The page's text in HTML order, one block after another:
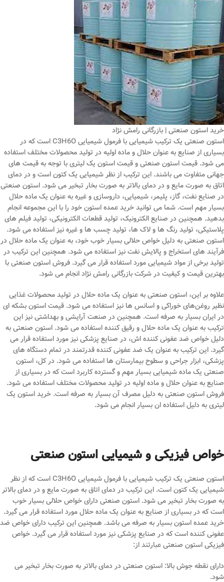
خرید استون صنعتی | بازرگانی رامش نژاد
استون صنعتی یک ترکیب شیمیایی با فرمول شیمیایی C3H6O است که در
بسیاری از صنایع به عنوان حلال و ماده اولیه در تولید محصولات مختلف استفاده
می ‌شود. قیمت استون صنعتی و قیمت استون یک لیتری با توجه به قیمت های
جهانی متفاوت می باشند. این ترکیب از نظر شیمیایی یک کتون است و در دمای
اتاق به صورت مایع و در دمای بالاتر به صورت بخار تبخیر می ‌شود. استون صنعتی
در صنایع نفت، گاز، پلیمر، شیمیایی، داروسازی و غیره به عنوان یک ماده حلال
بسیار مهم است. شما می توانید خرید عمده استون خود را با این مجموعه انجام
بدهید. همچنین در صنایع الکترونیک، تولید قطعات الکترونیکی، تولید فیلم‌ های
پلاستیکی، تولید رنگ‌ ها و لاک ‌ها، تولید چسب ‌ها و غیره نیز استفاده می ‌شود.
استون صنعتی به دلیل خواص حلالی بسیار خوب خود، به عنوان یک ماده حلال در
فرآیند های استخراج و پالایش نفت نیز استفاده می ‌شود. همچنین این ترکیب در
تولید برخی از مواد شیمیایی مورد استفاده قرار می‌ گیرد. فروش استون صنعتی با
بهترین قیمت و کیفیت در شرکت بازرگانی رامش نژاد انجام می شود.
علاوه بر این، استون صنعتی به عنوان یک ماده حلال در تولید محصولات غذایی
نظیر روغن‌های خوراکی و اسانس ‌ها نیز استفاده می‌ شود. قیمت استون بشکه ای
در ایران بسیار به صرفه است. همچنین در صنعت آرایشی و بهداشتی نیز این
ترکیب به عنوان یک ماده حلال و رقیق کننده استفاده می ‌شود. استون صنعتی به
دلیل خواص ضد عفونی کننده ‌اش، در صنایع پزشکی نیز مورد استفاده قرار می‌
گیرد. این ترکیب به عنوان یک ضد عفونی کننده قدرتمند در تمام دستگاه‌ های
پزشکی، ابزار جراحی و سطوح بیمارستان‌ ها استفاده می‌ شود. در کل، استون
صنعتی یک ماده شیمیایی بسیار مهم و گسترده کاربرد است که در بسیاری از
صنایع به عنوان حلال و ماده اولیه در تولید محصولات مختلف استفاده می‌ شود.
فروش استون صنعتی به دلیل مصرف آن بسیار به صرفه است. خرید استون یک
لیتری به دلیل استفاده ان بسیار انجام می شود.
خواص فیزیکی و شیمیایی استون صنعتی
استون صنعتی یک ترکیب شیمیایی با فرمول شیمیایی C3H6O است که از نظر
شیمیایی یک کتون است. این ترکیب در دمای اتاق به صورت مایع و در دمای بالاتر
به صورت بخار تبخیر می ‌شود. استون صنعتی دارای خواص حلالی بسیار خوب
است که در بسیاری از صنایع به عنوان یک ماده حلال مورد استفاده قرار می ‌گیرد.
خرید عمده استون بسیار به صرفه می باشد. همچنین این ترکیب دارای خواص ضد
عفونی کننده است که در صنایع پزشکی نیز مورد استفاده قرار می‌ گیرد. خواص
فیزیکی استون صنعتی عبارتند از:
دارای نقطه جوش بالا: استون صنعتی در دمای بالاتر به صورت بخار تبخیر می
‌شود.